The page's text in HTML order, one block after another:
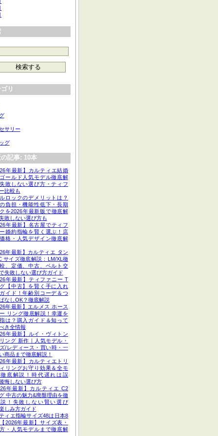
リ
サリー
グ
記事: 10本
年最新】カルティエ結婚
ールド人気モデル徹底解
敗しない選び方・ティフ
比較も
ロックのデメリットは？
負担・機能性低下・長期
を2026年最新版で徹底解
敗しない選び方も
年最新】名古屋でティフ
婚約指輪を賢く選ぶ！店
格・人気デザイン徹底解
年最新】カルティエ タン
サイズ徹底解説：LM/XL徹
、定価、中古、ベルト交
失敗しない選び方ガイド
年最新】ティファニー T
【中古】を賢く手に入れ
イド！年齢別コーデ＆つ
なしOK？徹底解説
年最新】エルメス ホース
リング徹底解説！幸運を
は？購入ガイド＆知って
き全情報
年最新】ルイ・ヴィトン
ング 新作｜人気モデル・
/レディース・買い時・一
商品まで徹底解説！
年最新】カルティエトリ
リングお守り効果＆全モ
底解説！時代遅れは誤
悔しない選び方
年最新】カルティエ C2
中古の魅力&廃盤理由を徹
説！失敗しない賢い選び
しみ方ガイド
ィエ指輪サイズ48は日本8
2026年最新】サイズ表・
・人気モデルまで徹底解